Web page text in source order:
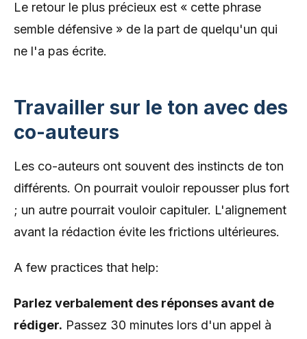
Le retour le plus précieux est « cette phrase
semble défensive » de la part de quelqu'un qui
ne l'a pas écrite.
Travailler sur le ton avec des
co-auteurs
Les co-auteurs ont souvent des instincts de ton
différents. On pourrait vouloir repousser plus fort
; un autre pourrait vouloir capituler. L'alignement
avant la rédaction évite les frictions ultérieures.
A few practices that help:
Parlez verbalement des réponses avant de
rédiger. Passez 30 minutes lors d'un appel à